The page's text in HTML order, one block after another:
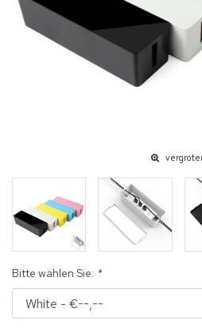
Bitte wählen Sie: *